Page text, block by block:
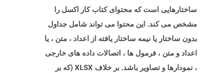
ساختارهایی است که محتوای کتاب کار اکسل را
مشخص می کند. این محتوا می تواند شامل جداول
بدون ساختار یا نیمه ساختار یافته از اعداد ، متن ، یا
اعداد و متن ، فرمول ها ، اتصالات داده های خارجی
، نمودارها و تصاویر باشد. بر خلاف XLSX (که بر